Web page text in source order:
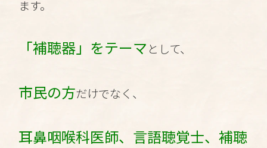
ます。
「補聴器」をテーマ として、
市民の方だけでなく、
耳鼻咽喉科医師、言語聴覚士、補聴